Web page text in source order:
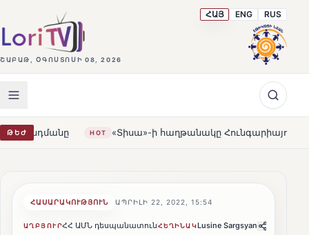
ՇԱԲԱԹ, ՕԳՈՍՏՈՍԻ 08, 2026
ՀԱՅ ENG RUS
ԹԵԺHOT «Տիսա»-ի հաղթանակը Հունգարիայում․ Օրբանն
ՀԱՍԱՐԱԿՈՒԹՅՈՒՆ ԱՊՐԻԼԻ 22, 2022, 15:54
ԱՂԲՅՈՒՐՀՀ ԱՄՆ դեսպանատունՀԵՂԻՆԱԿLusine Sargsyan